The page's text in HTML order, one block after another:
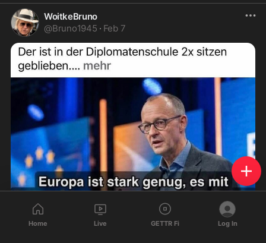
WoitkeBruno
@Bruno1945 · Feb 7
Home Live GETTR Fi Log In